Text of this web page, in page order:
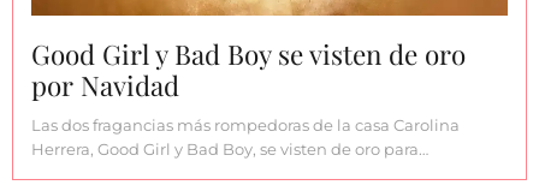
Good Girl y Bad Boy se visten de oro
por Navidad
Las dos fragancias más rompedoras de la casa Carolina
Herrera, Good Girl y Bad Boy, se visten de oro para…